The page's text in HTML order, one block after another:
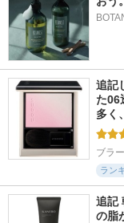
追記
た06
多く
ブラ
ラン
追記
の脂